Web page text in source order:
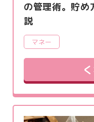
の管理術。貯め
説
マネー